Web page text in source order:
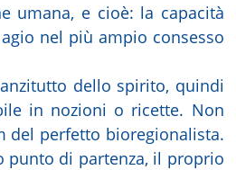
umana, e cioè: la capacità
nel più ampio consesso
dello spirito, quindi
in nozioni o ricette. Non
del perfetto bioregionalista.
punto di partenza, il proprio